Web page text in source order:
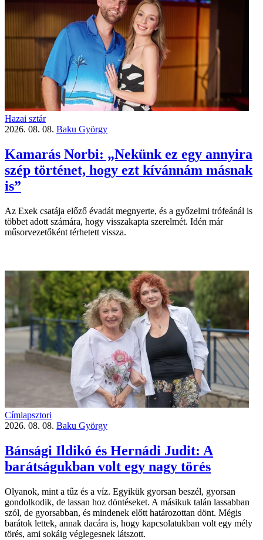
Hazai sztár
2026. 08. 08. Baku György
Kamarás Norbi: „Nekünk ez egy annyira
szép történet, hogy ezt kívánnám másnak
is”
Az Exek csatája előző évadát megnyerte, és a győzelmi trófeánál is
többet adott számára, hogy visszakapta szerelmét. Idén már
műsorvezetőként térhetett vissza.
Címlapsztori
2026. 08. 08. Baku György
Bánsági Ildikó és Hernádi Judit: A
barátságukban volt egy nagy törés
Olyanok, mint a tűz és a víz. Egyikük gyorsan beszél, gyorsan
gondolkodik, de lassan hoz döntéseket. A másikuk talán lassabban
szól, de gyorsabban, és mindenek előtt határozottan dönt. Mégis
barátok lettek, annak dacára is, hogy kapcsolatukban volt egy mély
törés, ami sokáig véglegesnek látszott.